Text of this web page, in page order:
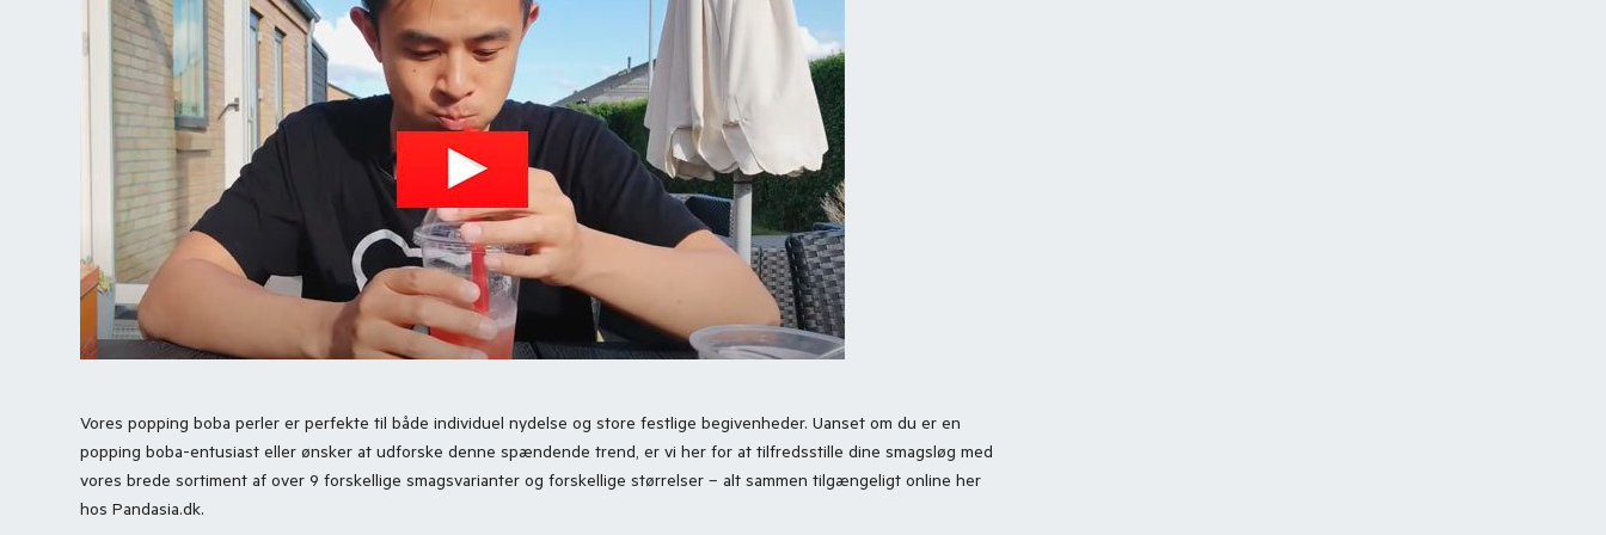
Vores popping boba perler er perfekte til både individuel nydelse og store festlige begivenheder. Uanset om du er en
popping boba-entusiast eller ønsker at udforske denne spændende trend, er vi her for at tilfredsstille dine smagsløg med
vores brede sortiment af over 9 forskellige smagsvarianter og forskellige størrelser – alt sammen tilgængeligt online her
hos Pandasia.dk.